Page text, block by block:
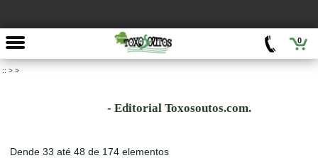
0
:: > >
- Editorial Toxosoutos.com.
Dende 33 até 48 de 174 elementos